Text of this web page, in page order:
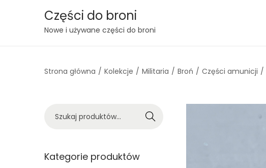
S
p
i
S
p
t
Części do broni
Nowe i używane części do broni
Strona główna / Kolekcje / Militaria / Broń / Części amunicji /
k
Szukaj
Kategorie produktów